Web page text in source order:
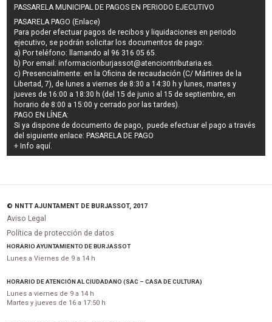
PASSARELA MUNICIPAL DE PAGOS EN PERIODO EJECUTIVO
PASARELA PAGO (Enlace)
Para poder efectuar pagos derecibos y liquidaciones en periodo
ejecutivo , se podrán solicitar los documentos de pago:
a) Por teléfono: llamando al 96 316 05 65.
b) Por email:informacionburjassot@atenciontributaria.es
c) Presencialmente: en la Oficina de recaudación (C/ Mártires de la
Libertad, 7), de lunes a viernes de 8:30 a 14:30 h y lunes, martes y
jueves de 16:00 a 18:30 h (del 15 de junio al 15 de septiembre, en
horario de 8:00 a 15:00 y cerrado por las tardes).
PAGO EN LÍNEA:
Si ya dispone de documento de pago, puede efectuar el pago a través
del siguiente enlace:PASARELA DE PAGO
+ Info aquí
© NNTT AJUNTAMENT DE BURJASSOT, 2017
Aviso Legal
Política de protección de datos
HORARIO AYUNTAMIENTO DE BURJASSOT
Lunes a Viernes de 9 a 14 h
HORARIO DE ATENCIÓN AL CIUDADANO (SAC – CASA DE CULTURA)
Lunes a viernes de 9 a 14 h
Martes y jueves de 16 a 17:50 h